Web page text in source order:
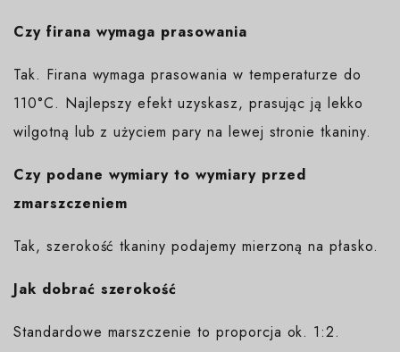
Czy firana wymaga prasowania
Tak. Firana wymaga prasowania w temperaturze do
110°C. Najlepszy efekt uzyskasz, prasując ją lekko
wilgotną lub z użyciem pary na lewej stronie tkaniny.
Czy podane wymiary to wymiary przed
zmarszczeniem
Tak, szerokość tkaniny podajemy mierzoną na płasko.
Jak dobrać szerokość
Standardowe marszczenie to proporcja ok. 1:2.